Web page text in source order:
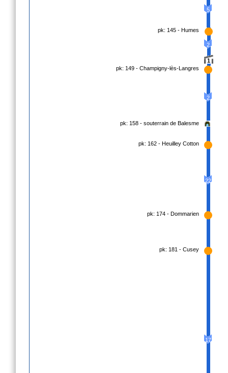
5
pk: 145 - Humes
2
1
pk: 149 - Champigny-lès-Langres
2
pk: 158 - souterrain de Balesme
pk: 162 - Heuilley Cotton
22
pk: 174 - Dommarien
pk: 181 - Cusey
17